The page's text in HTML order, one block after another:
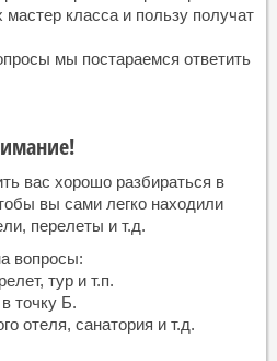
класса и пользу получат
мы постараемся ответить
вас хорошо разбираться в
вы сами легко находили
перелеты и т.д.
вопросы:
тур и т.п.
точку Б.
отеля, санатория и т.д.